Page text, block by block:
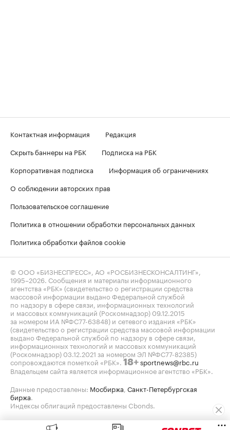
Контактная информация
Редакция
Скрыть баннеры на РБК
Подписка на РБК
Корпоративная подписка
Информация об ограничениях
О соблюдении авторских прав
Пользовательское соглашение
Политика в отношении обработки персональных данных
Политика обработки файлов cookie
© ООО «БИЗНЕСПРЕСС», АО «РОСБИЗНЕСКОНСАЛТИНГ»,
1995–2026 . Сообщения и материалы информационного
агентства «РБК» (свидетельство о регистрации средства
массовой информации выдано Федеральной службой
по надзору в сфере связи, информационных технологий
и массовых коммуникаций (Роскомнадзор) 09.12.2015
за номером ИА №ФС77-63848) и сетевого издания «РБК»
(свидетельство о регистрации средства массовой информации
выдано Федеральной службой по надзору в сфере связи,
информационных технологий и массовых коммуникаций
(Роскомнадзор) 03.12.2021 за номером ЭЛ №ФС77-82385)
сопровождаются пометкой «РБК». 18+ sportnews@rbc.ru
Владельцем сайта является информационное агентство «РБК».
Данные предоставлены: Мосбиржа Санкт-Петербургская
биржа
Индексы облигаций предоставлены Cbonds.